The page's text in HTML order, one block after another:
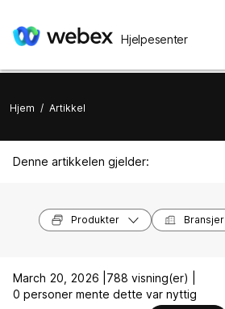
Hjelpesenter
Hjem / Artikkel
Denne artikkelen gjelder:
Produkter Bransjer
March 20, 2026 | 788 visning(er) |
0 personer mente dette var nyttig